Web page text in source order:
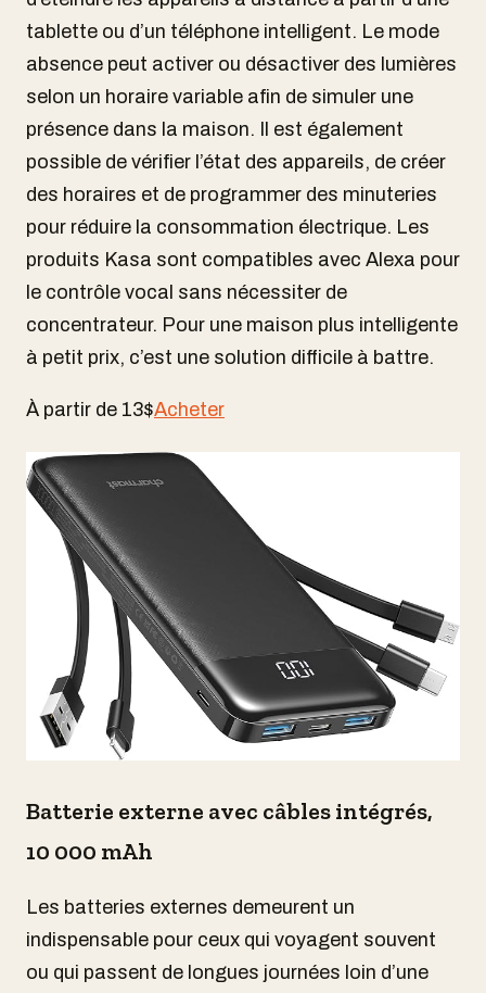
tablette ou d’un téléphone intelligent. Le mode
absence peut activer ou désactiver des lumières
selon un horaire variable afin de simuler une
présence dans la maison. Il est également
possible de vérifier l’état des appareils, de créer
des horaires et de programmer des minuteries
pour réduire la consommation électrique. Les
produits Kasa sont compatibles avec Alexa pour
le contrôle vocal sans nécessiter de
concentrateur. Pour une maison plus intelligente
à petit prix, c’est une solution difficile à battre.
À partir de 13$Acheter
Batterie externe avec câbles intégrés,
10 000 mAh
Les batteries externes demeurent un
indispensable pour ceux qui voyagent souvent
ou qui passent de longues journées loin d’une